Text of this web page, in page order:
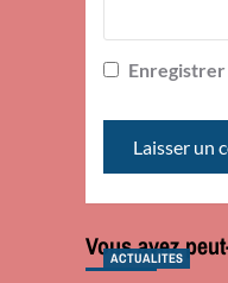
Enregistrer
Vous avez
ACTUALITES